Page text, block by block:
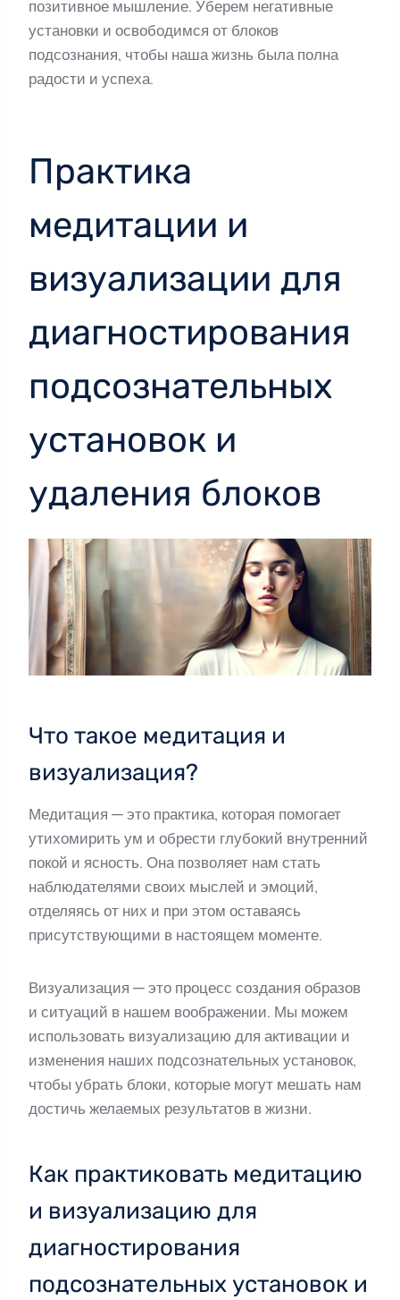
позитивное мышление. Уберем негативные
установки и освободимся от блоков
подсознания, чтобы наша жизнь была полна
радости и успеха.
Практика
медитации и
визуализации для
диагностирования
подсознательных
установок и
удаления блоков
Что такое медитация и
визуализация?
Медитация — это практика, которая помогает
утихомирить ум и обрести глубокий внутренний
покой и ясность. Она позволяет нам стать
наблюдателями своих мыслей и эмоций,
отделяясь от них и при этом оставаясь
присутствующими в настоящем моменте.
Визуализация — это процесс создания образов
и ситуаций в нашем воображении. Мы можем
использовать визуализацию для активации и
изменения наших подсознательных установок,
чтобы убрать блоки, которые могут мешать нам
достичь желаемых результатов в жизни.
Как практиковать медитацию
и визуализацию для
диагностирования
подсознательных установок и